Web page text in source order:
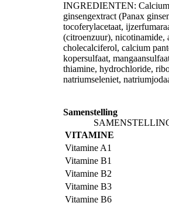
INGREDIENTEN:
ginsengextract (Panax
tocoferylacetaat,
(citroenzuur), nicotinamide,
cholecalciferol, calcium
kopersulfaat,
thiamine, hydrochloride,
natriumseleniet,
Samenstelling
VITAMINE
Vitamine A1
Vitamine B1
Vitamine B2
Vitamine B3
Vitamine B6